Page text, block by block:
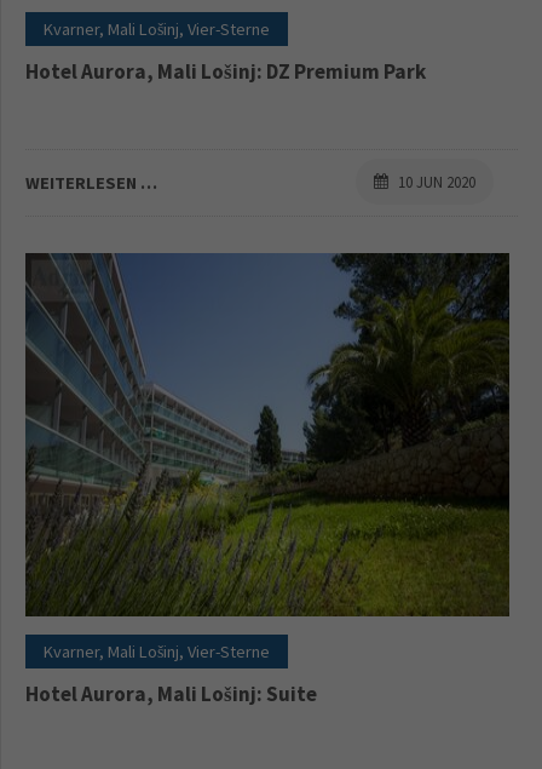
Kvarner, Mali Lošinj, Vier-Sterne
Hotel Aurora, Mali Lošinj: DZ Premium Park
WEITERLESEN … 10 JUN 2020
Kvarner, Mali Lošinj, Vier-Sterne
Hotel Aurora, Mali Lošinj: Suite